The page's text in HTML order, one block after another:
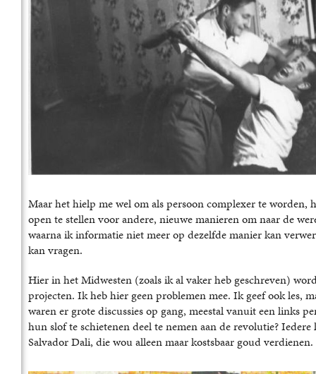
Maar het hielp me wel om als persoon complexer te
open te stellen voor andere, nieuwe manieren om naar de
waarna ik informatie niet meer op dezelfde manier kan
kan vragen.
Hier in het Midwesten (zoals ik al vaker heb geschreven)
projecten. Ik heb hier geen problemen mee. Ik geef ook les,
waren er grote discussies op gang, meestal vanuit een links
hun slof te schietenen deel te nemen aan de revolutie?
Salvador Dali, die wou alleen maar kostsbaar goud verdienen.